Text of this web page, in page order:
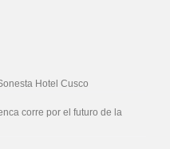
Hotel Cusco
corre por el futuro de la